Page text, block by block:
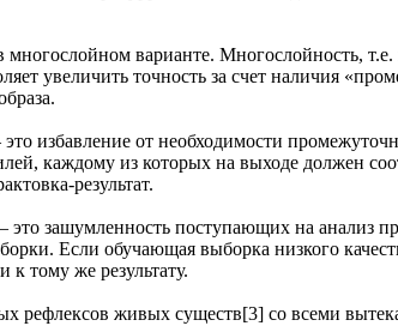
варианте. Многослойность,
увеличить точность за счет наличия
избавление от необходимости
каждому из которых на выходе должен
результат.
это зашумленность поступающих на анализ
Если обучающая выборка низкого
тому же результату.
рефлексов живых существ[3] со всеми